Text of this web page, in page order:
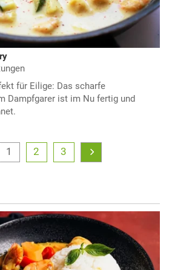
für Eilige: Das scharfe
Dampfgarer ist im Nu fertig und
1 2 3